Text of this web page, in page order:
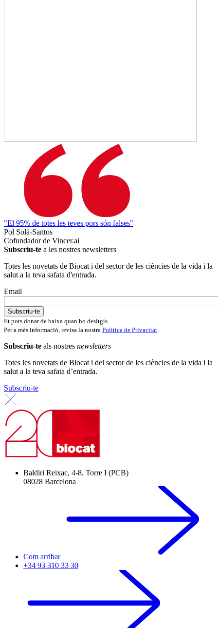
"El 95% de totes les teves pors són falses"
Pol Solà-Santos
Cofundador de Vincer.ai
Subscriu-te a les nostres newsletters
Totes les novetats de Biocat i del sector de les ciències de la vida i la
salut a la teva safata d'entrada.
Email
Et pots donar de baixa quan ho desitgis.
Per a més informació, revisa la nostra Política de Privacitat
Subscriu-te als nostres newsletters
Totes les novetats de Biocat i del sector de les ciències de la vida i la
salut a la teva safata d’entrada.
Subscriu-te
Baldiri Reixac, 4-8, Torre I (PCB)
08028 Barcelona
Com arribar
+34 93 310 33 30